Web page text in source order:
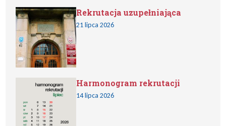
Rekrutacja uzupełniająca
21 lipca 2026
Harmonogram rekrutacji
14 lipca 2026